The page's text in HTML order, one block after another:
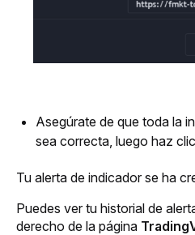
Asegúrate de que toda la
sea correcta, luego haz
Tu alerta de indicador se ha
Puedes ver tu historial de
derecho de la página